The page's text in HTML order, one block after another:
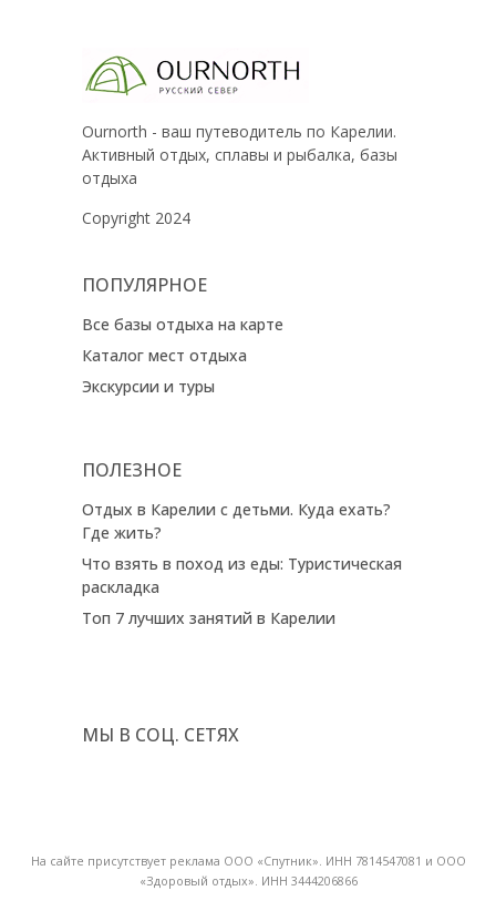
Ournorth - ваш путеводитель по Карелии.
Активный отдых, сплавы и рыбалка, базы
отдыха
Copyright 2024
ПОПУЛЯРНОЕ
Все базы отдыха на карте
Каталог мест отдыха
Экскурсии и туры
ПОЛЕЗНОЕ
Отдых в Карелии с детьми. Куда ехать?
Где жить?
Что взять в поход из еды: Туристическая
раскладка
Топ 7 лучших занятий в Карелии
МЫ В СОЦ. СЕТЯХ
На сайте присутствует реклама ООО «Спутник». ИНН 7814547081 и ООО
«Здоровый отдых». ИНН 3444206866